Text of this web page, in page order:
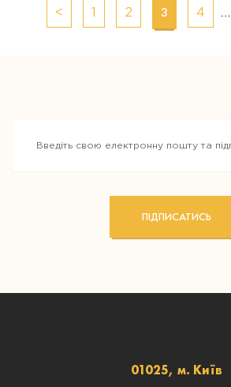
Posts
navigation
< 2 3 4 …
ПІДПИСАТИСЬ
01025, м. Київ